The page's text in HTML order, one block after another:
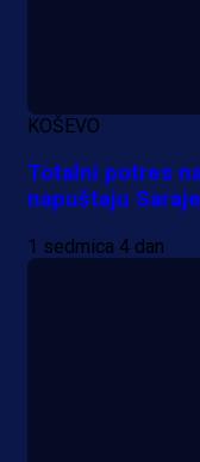
KOŠEVO
Totalni potres
napuštaju
1 sedmica 4 dan